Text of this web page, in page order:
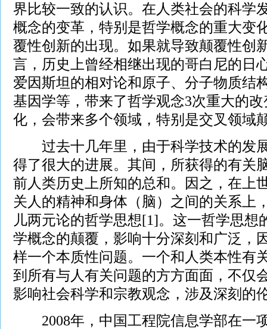
界比较一致的认识。在人类社会的科学
概念的变革，特别是哲学概念的重大变
覆性创新的出现。如果就导致颠覆性创
言，历史上曾经相继出现的哥白尼的日
爱因斯坦的相对论和原子、分子物质结
基因学等，带来了哲学观念3次重大的
化，会带来多个领域，特别是交叉领域
过去十几年里，由于科学技术的发
得了很大的进展。其间，所获得的有关
前人类历史上所知的总和。因之，在上
关人的精神和身体（脑）之间的关系上
儿两元论的哲学思想[1]。这一哲学思想
学概念的颠覆，影响十分深刻和广泛，
样一个本质性问题。一个和人类本性有
到所有与人有关问题的方方面面，不仅
影响社会科学和宗教观念，涉及深刻的
2008年，中国工程院信息学部在一